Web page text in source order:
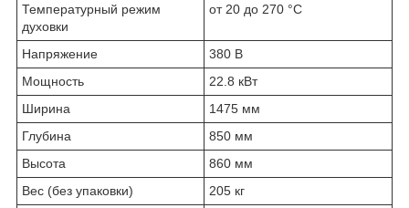
Температурный режим
духовки
от 20 до 270 °С
Напряжение
380 В
Мощность
22.8 кВт
Ширина
1475 мм
Глубина
850 мм
Высота
860 мм
Вес (без упаковки)
205 кг